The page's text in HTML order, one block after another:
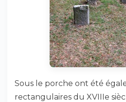
Sous le porche ont été
rectangulaires du XVIIIe